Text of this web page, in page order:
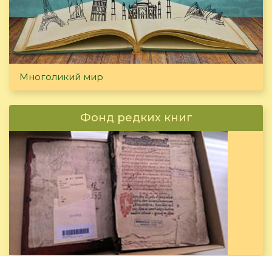
Многоликий мир
Фонд редких книг